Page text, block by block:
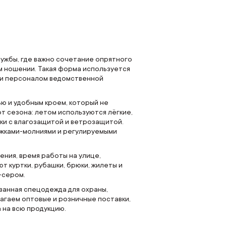
где важно сочетание опрятного
Такая форма используется
персоналом ведомственной
и удобным кроем, который не
сезона: летом используются лёгкие,
с влагозащитой и ветрозащитой.
молниями и регулируемыми
время работы на улице,
куртки, рубашки, брюки, жилеты и
спецодежда для охраны,
оптовые и розничные поставки,
всю продукцию.